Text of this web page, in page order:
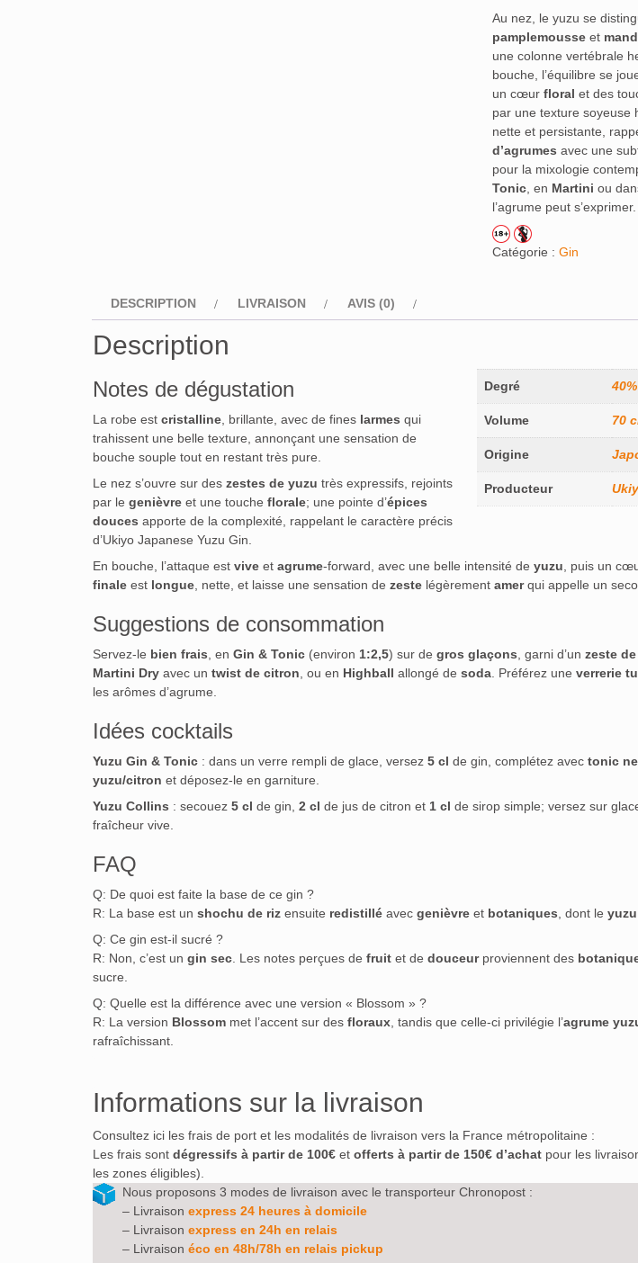
Au nez, le yuzu se
pamplemousseet
une colonne vertébrale
bouche, l’équilibre se
un cœur floral et des
par une texture soyeuse
nette et persistante,
d’agrumes avec une
pour la mixologie
Tonic, en Martini ou
l’agrume peut s’exprimer.
Catégorie : Gin
DESCRIPTION LIVRAISON AVIS (0)
Description
Degré 40%
Volume 70
Origine
Producteur
Notes de dégustation
La robe est cristalline, brillante, avec de fines larmes qui
trahissent une belle texture, annonçant une sensation de
bouche souple tout en restant très pure.
Le nez s’ouvre sur des zestes de yuzu très expressifs, rejoints
par le genièvre et une touche florale; une pointe d’épices
douces apporte de la complexité, rappelant le caractère précis
d’Ukiyo Japanese Yuzu Gin.
En bouche, l’attaque est vive et agrume-forward, avec une belle intensité de yuzu, puis un
finale est longue, nette, et laisse une sensation de zeste légèrement amerqui appelle un
Suggestions de consommation
Servez-le bien frais, en Gin & Tonic (environ 1:2,5) sur de gros glaçons, garni d’un zeste
Martini Dry avec un twist de citron, ou en Highball allongé de soda. Préférez une verrerie
les arômes d’agrume.
Idées cocktails
Yuzu Gin & Tonic : dans un verre rempli de glace, versez 5 cl de gin, complétez avec tonic
yuzu/citron et déposez-le en garniture.
Yuzu Collins : secouez 5 cl de gin, 2 cl de jus de citron et 1 cl de sirop simple; versez sur
fraîcheur vive.
FAQ
Q: De quoi est faite la base de ce gin ?
R: La base est un shochu de riz ensuite redistillé avec genièvre et botaniques, dont le yuzu
Q: Ce gin est-il sucré ?
R: Non, c’est un gin sec. Les notes perçues de fruit et de douceurproviennent des
sucre.
Q: Quelle est la différence avec une version « Blossom » ?
R: La version Blossom met l’accent sur des floraux, tandis que celle-ci privilégie l’agrume
rafraîchissant.
Informations sur la livraison
Consultez ici les frais de port et les modalités de livraison vers la France métropolitaine :
Les frais sont dégressifs à partir de 100€ et offerts à partir de 150€ d’achat pour les
les zones éligibles).
Nous proposons 3 modes de livraison avec le transporteur Chronopost :
– Livraison express 24 heures à domicile
– Livraison express en 24h en relais
– Livraison éco en 48h/78h en relais pickup